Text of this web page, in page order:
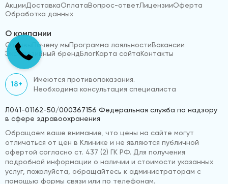
АкцииДоставкаОплатаВопрос-ответЛицензииОферта
Обработка данных
О компании
Отзывы Почему мыПрограмма лояльностиВакансии
Эксклюзивный брендБлогКарта сайтаКонтакты
18+
Имеются противопоказания.
Необходима консультация специалиста
Л041-01162-50/000367156 Федеральная служба по надзору
в сфере здравоохранения
Обращаем ваше внимание, что цены на сайте могут
отличаться от цен в Клинике и не являются публичной
офертой согласно ст. 437 (2) ГК РФ. Для получения
подробной информации о наличии и стоимости указанных
услуг, пожалуйста, обращайтесь к администраторам с
помощью формы связи или по телефонам.